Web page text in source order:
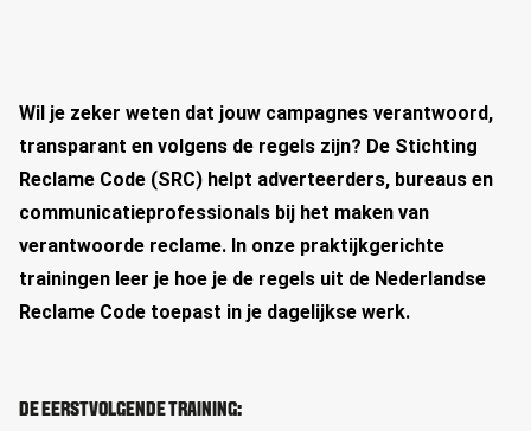
Wil je zeker weten dat jouw campagnes verantwoord,
transparant en volgens de regels zijn? De Stichting
Reclame Code (SRC) helpt adverteerders, bureaus en
communicatieprofessionals bij het maken van
verantwoorde reclame. In onze praktijkgerichte
trainingen leer je hoe je de regels uit de Nederlandse
Reclame Code toepast in je dagelijkse werk.
DE EERSTVOLGENDE TRAINING: